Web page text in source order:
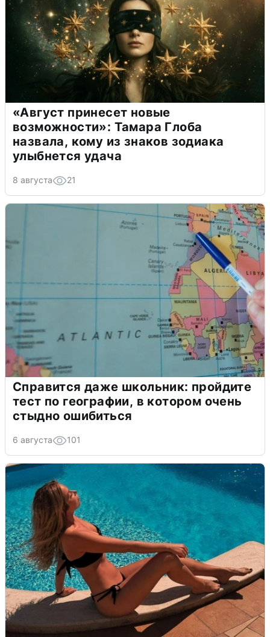
«Август принесет новые
возможности»: Тамара Глоба
назвала, кому из знаков зодиака
улыбнется удача
8 августа 21
Справится даже школьник: пройдите
тест по географии, в котором очень
стыдно ошибиться
6 августа 101